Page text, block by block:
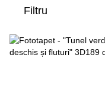
Filtru